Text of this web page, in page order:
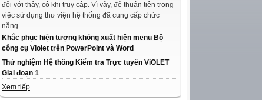
đối với thầy, cô khi truy cập. Vì vậy, để thuận tiện trong
việc sử dụng thư viện hệ thống đã cung cấp chức
năng...
Khắc phục hiện tượng không xuất hiện menu Bộ
công cụ Violet trên PowerPoint và Word
Thử nghiệm Hệ thống Kiểm tra Trực tuyến ViOLET
Giai đoạn 1
Xem tiếp